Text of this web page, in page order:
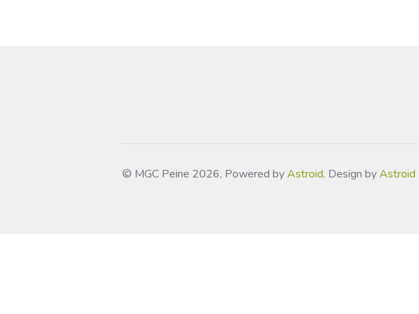
© MGC Peine 2026, Powered byAstroid. Design byAstroid